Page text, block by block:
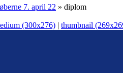
7. april 22 » diplom
(300x276) | thumbnail